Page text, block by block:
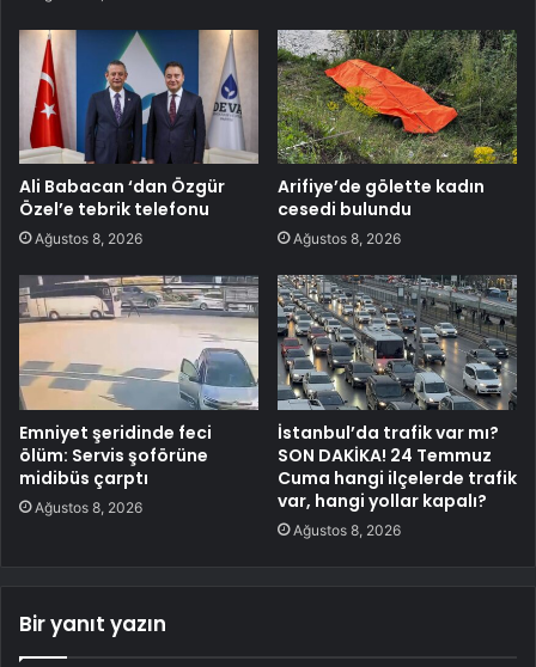
Ali Babacan ‘dan Özgür
Özel’e tebrik telefonu
Ağustos 8, 2026
Arifiye’de gölette kadın
cesedi bulundu
Ağustos 8, 2026
Emniyet şeridinde feci
ölüm: Servis şoförüne
midibüs çarptı
Ağustos 8, 2026
İstanbul’da trafik var mı?
SON DAKİKA! 24 Temmuz
Cuma hangi ilçelerde trafik
var, hangi yollar kapalı?
Ağustos 8, 2026
Bir yanıt yazın